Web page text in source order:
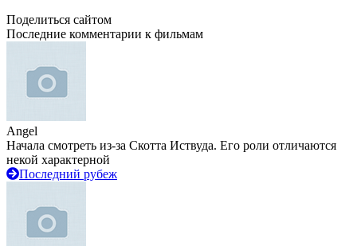
Поделиться сайтом
Последние комментарии к фильмам
Angel
Начала смотреть из-за Скотта Иствуда. Его роли отличаются
некой характерной
Последний рубеж